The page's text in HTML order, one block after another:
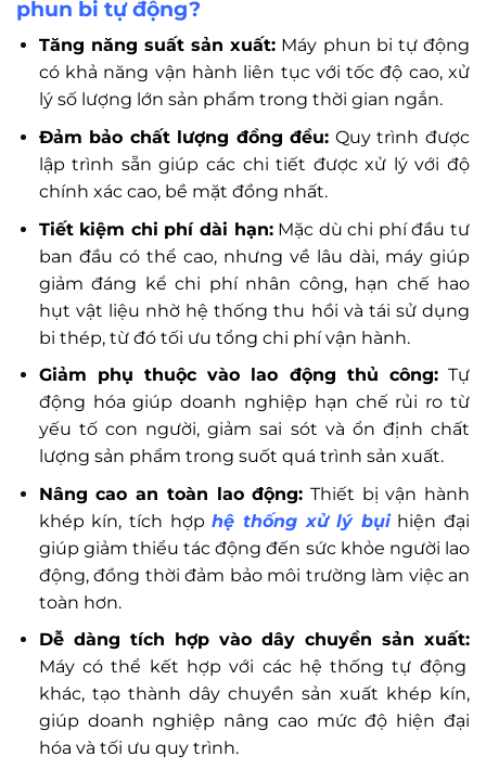
phun bi tự động?
Tăng năng suất sản xuất: Máy phun bi tự động
có khả năng vận hành liên tục với tốc độ cao, xử
lý số lượng lớn sản phẩm trong thời gian ngắn.
Đảm bảo chất lượng đồng đều: Quy trình được
lập trình sẵn giúp các chi tiết được xử lý với độ
chính xác cao, bề mặt đồng nhất.
Tiết kiệm chi phí dài hạn:Mặc dù chi phí đầu tư
ban đầu có thể cao, nhưng về lâu dài, máy giúp
giảm đáng kể chi phí nhân công, hạn chế hao
hụt vật liệu nhờ hệ thống thu hồi và tái sử dụng
bi thép, từ đó tối ưu tổng chi phí vận hành.
Giảm phụ thuộc vào lao động thủ công:Tự
động hóa giúp doanh nghiệp hạn chế rủi ro từ
yếu tố con người, giảm sai sót và ổn định chất
lượng sản phẩm trong suốt quá trình sản xuất.
Nâng cao an toàn lao động: Thiết bị vận hành
khép kín, tích hợphệ thống xử lý bụihiện đại
giúp giảm thiểu tác động đến sức khỏe người lao
động, đồng thời đảm bảo môi trường làm việc an
toàn hơn.
Dễ dàng tích hợp vào dây chuyền sản xuất:
Máy có thể kết hợp với các hệ thống tự động
khác, tạo thành dây chuyền sản xuất khép kín,
giúp doanh nghiệp nâng cao mức độ hiện đại
hóa và tối ưu quy trình.